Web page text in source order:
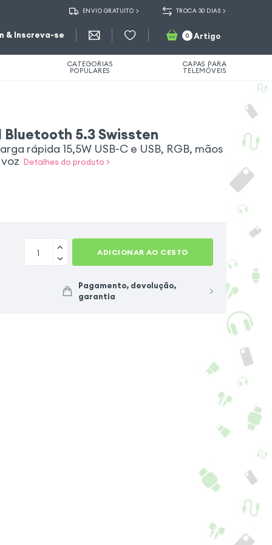
ENVIO GRATUITO TROCA 30 DIAS
& Inscreva-se 0 Artigo
CATEGORIAS
POPULARES
CAPAS PARA
TELEMÓVEIS
Bluetooth 5.3 Swissten
rápida 15,5W USB-C e USB, RGB, mãos
Detalhes do produto >
ADICIONAR AO CESTO
Pagamento, devolução,
garantia